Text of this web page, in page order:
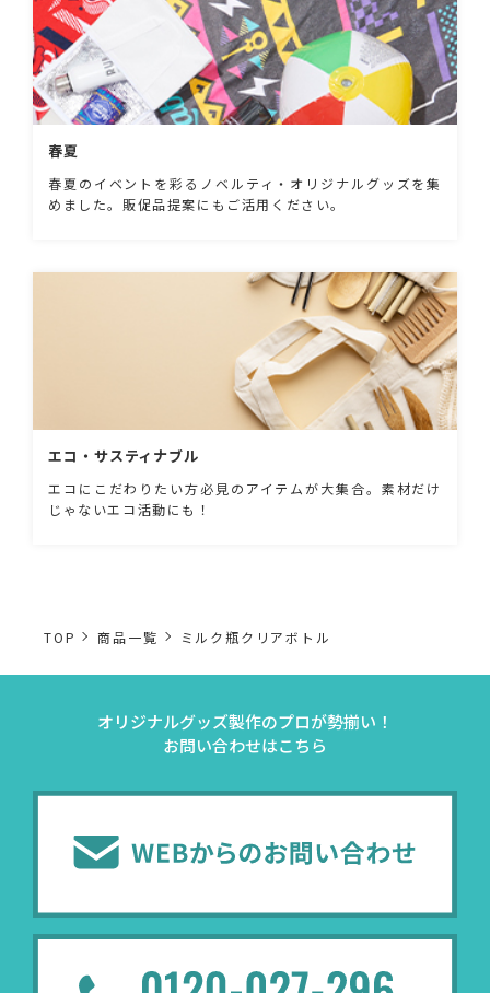
春夏
春夏のイベントを彩るノベルティ・オリジナルグッズを集
めました。販促品提案にもご活用ください。
エコ・サスティナブル
エコにこだわりたい方必見のアイテムが大集合。素材だけ
じゃないエコ活動にも！
TOP 商品一覧 ミルク瓶クリアボトル
オリジナルグッズ製作のプロが勢揃い！
お問い合わせはこちら